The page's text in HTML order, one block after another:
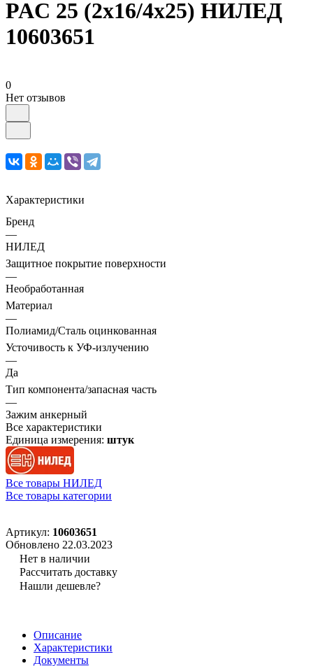
PAC 25 (2х16/4х25) НИЛЕД
10603651
0
Нет отзывов
Характеристики
Бренд
—
НИЛЕД
Защитное покрытие поверхности
—
Необработанная
Материал
—
Полиамид/Сталь оцинкованная
Усточивость к УФ-излучению
—
Да
Тип компонента/запасная часть
—
Зажим анкерный
Все характеристики
Единица измерения: штук
Все товары НИЛЕД
Все товары категории
Артикул: 10603651
Обновлено 22.03.2023
Нет в наличии
Рассчитать доставку
Нашли дешевле?
Описание
Характеристики
Документы